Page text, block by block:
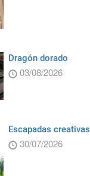
Dragón dorado
03/08/2026
Escapadas creativas
30/07/2026